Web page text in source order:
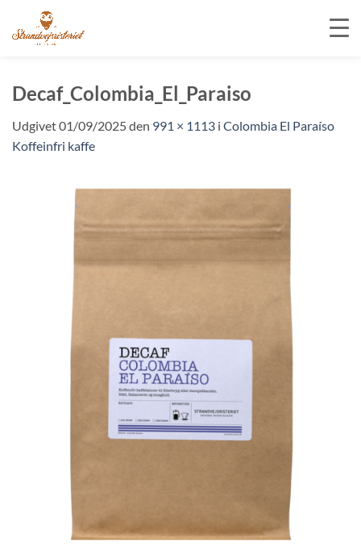
indhold
Decaf_Colombia_El_Paraiso
Udgivet01/09/2025den 991 × 1113 i Colombia El Paraíso
Koffeinfri kaffe